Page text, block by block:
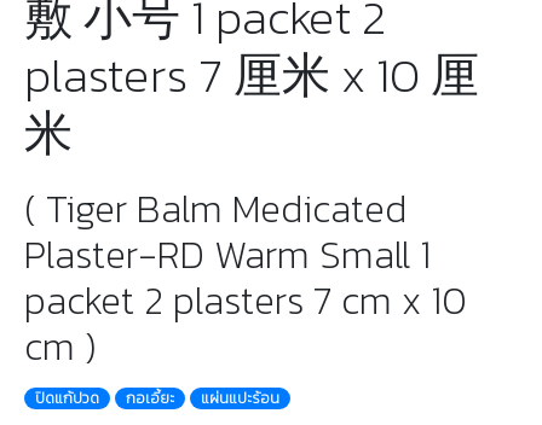
敷 小号 1 packet 2
plasters 7 厘米 x 10 厘
米
( Tiger Balm Medicated
Plaster-RD Warm Small 1
packet 2 plasters 7 cm x 10
cm )
ปิดแก้ปวด กอเอี้ยะ แผ่นแปะร้อน